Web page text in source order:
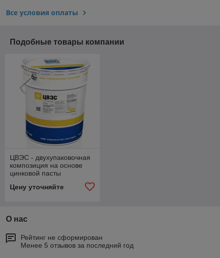
Все условия оплаты
Подобные товары компании
ЦВЭС - двухупаковочная
композиция на основе
цинковой пасты
Цену уточняйте
О нас
Рейтинг не сформирован
Менее 5 отзывов за последний год